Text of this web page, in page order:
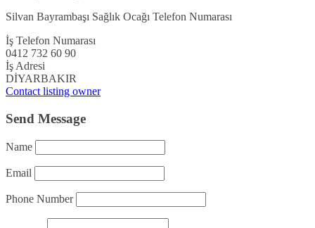
Silvan Bayrambaşı Sağlık Ocağı Telefon Numarası
İş Telefon Numarası
0412 732 60 90
İş Adresi
DİYARBAKIR
Contact listing owner
Send Message
Name
Email
Phone Number